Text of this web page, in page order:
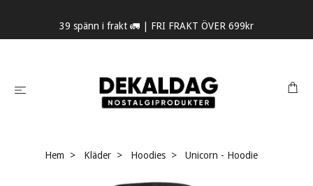
39 spänn i frakt 🚛 | FRI FRAKT ÖVER 699kr
Hem Kläder Hoodies Unicorn - Hoodie